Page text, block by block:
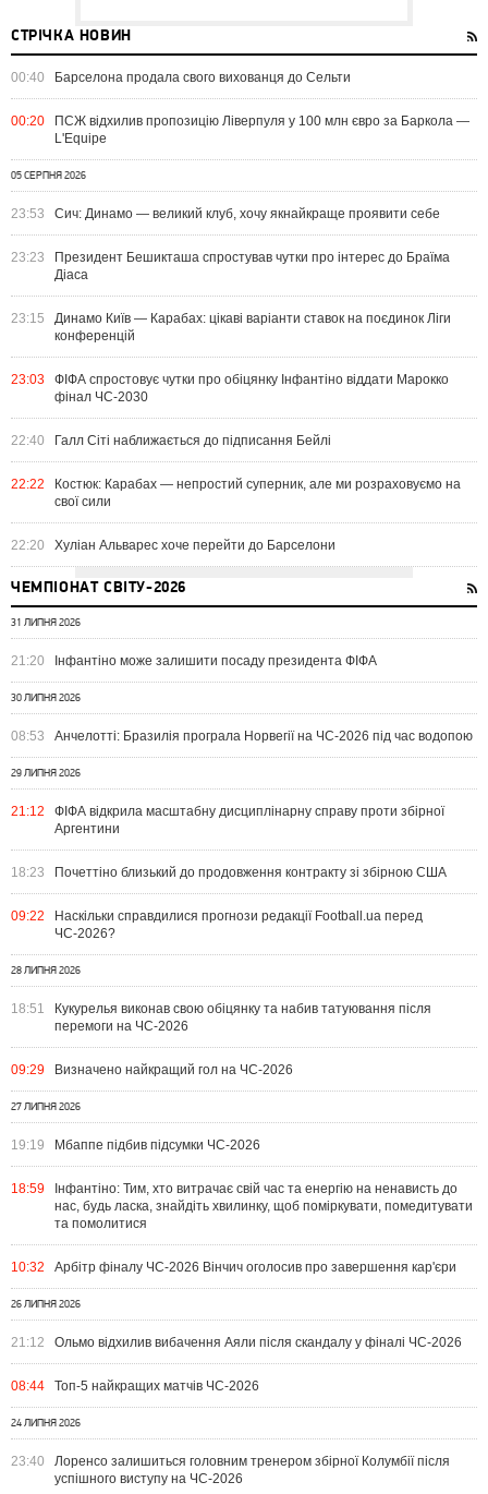
СТРІЧКА НОВИН
00:40 Барселона продала свого вихованця до Сельти
00:20
ПСЖ відхилив пропозицію Ліверпуля у 100 млн євро за Баркола —
L'Equipe
05 СЕРПНЯ 2026
23:53 Сич: Динамо — великий клуб, хочу якнайкраще проявити себе
23:23
Президент Бешикташа спростував чутки про інтерес до Браїма
Діаса
23:15
Динамо Київ — Карабах: цікаві варіанти ставок на поєдинок Ліги
конференцій
23:03
ФІФА спростовує чутки про обіцянку Інфантіно віддати Марокко
фінал ЧС-2030
22:40 Галл Сіті наближається до підписання Бейлі
22:22
Костюк: Карабах — непростий суперник, але ми розраховуємо на
свої сили
22:20 Хуліан Альварес хоче перейти до Барселони
ЧЕМПІОНАТ СВІТУ-2026
31 ЛИПНЯ 2026
21:20 Інфантіно може залишити посаду президента ФІФА
30 ЛИПНЯ 2026
08:53 Анчелотті: Бразилія програла Норвегії на ЧС-2026 під час водопою
29 ЛИПНЯ 2026
21:12
ФІФА відкрила масштабну дисциплінарну справу проти збірної
Аргентини
18:23 Почеттіно близький до продовження контракту зі збірною США
09:22
Наскільки справдилися прогнози редакції Football.ua перед
ЧС-2026?
28 ЛИПНЯ 2026
18:51
Кукурелья виконав свою обіцянку та набив татуювання після
перемоги на ЧС-2026
09:29 Визначено найкращий гол на ЧС-2026
27 ЛИПНЯ 2026
19:19 Мбаппе підбив підсумки ЧС-2026
18:59
Інфантіно: Тим, хто витрачає свій час та енергію на ненависть до
нас, будь ласка, знайдіть хвилинку, щоб поміркувати, помедитувати
та помолитися
10:32 Арбітр фіналу ЧС-2026 Вінчич оголосив про завершення кар'єри
26 ЛИПНЯ 2026
21:12 Ольмо відхилив вибачення Аяли після скандалу у фіналі ЧС-2026
08:44 Топ-5 найкращих матчів ЧС-2026
24 ЛИПНЯ 2026
23:40
Лоренсо залишиться головним тренером збірної Колумбії після
успішного виступу на ЧС-2026